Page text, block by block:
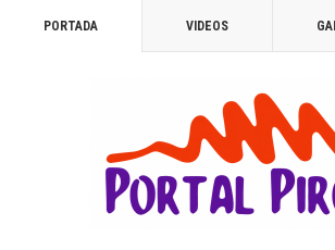
PORTADA VIDEOS